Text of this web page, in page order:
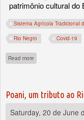
patrimônio cultural do
Sistema Agrícola Tradicional
Rio Negro Covid-19
Read more about Angelina da
Poani, um tributo ao
Saturday, 20 de June